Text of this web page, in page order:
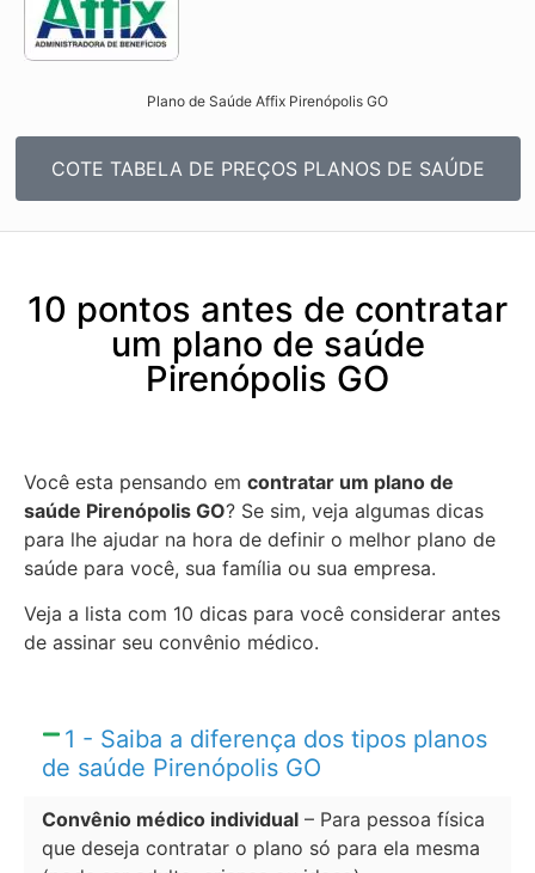
Plano de Saúde Affix Pirenópolis GO​
COTE TABELA DE PREÇOS PLANOS DE SAÚDE
10 pontos antes de contratar
um plano de saúde
Pirenópolis GO
Você esta pensando em contratar um plano de
saúde Pirenópolis GO? Se sim, veja algumas dicas
para lhe ajudar na hora de definir o melhor plano de
saúde para você, sua família ou sua empresa.
Veja a lista com 10 dicas para você considerar antes
de assinar seu convênio médico.
1 - Saiba a diferença dos tipos planos
de saúde Pirenópolis GO
Convênio médico individual – Para pessoa física
que deseja contratar o plano só para ela mesma